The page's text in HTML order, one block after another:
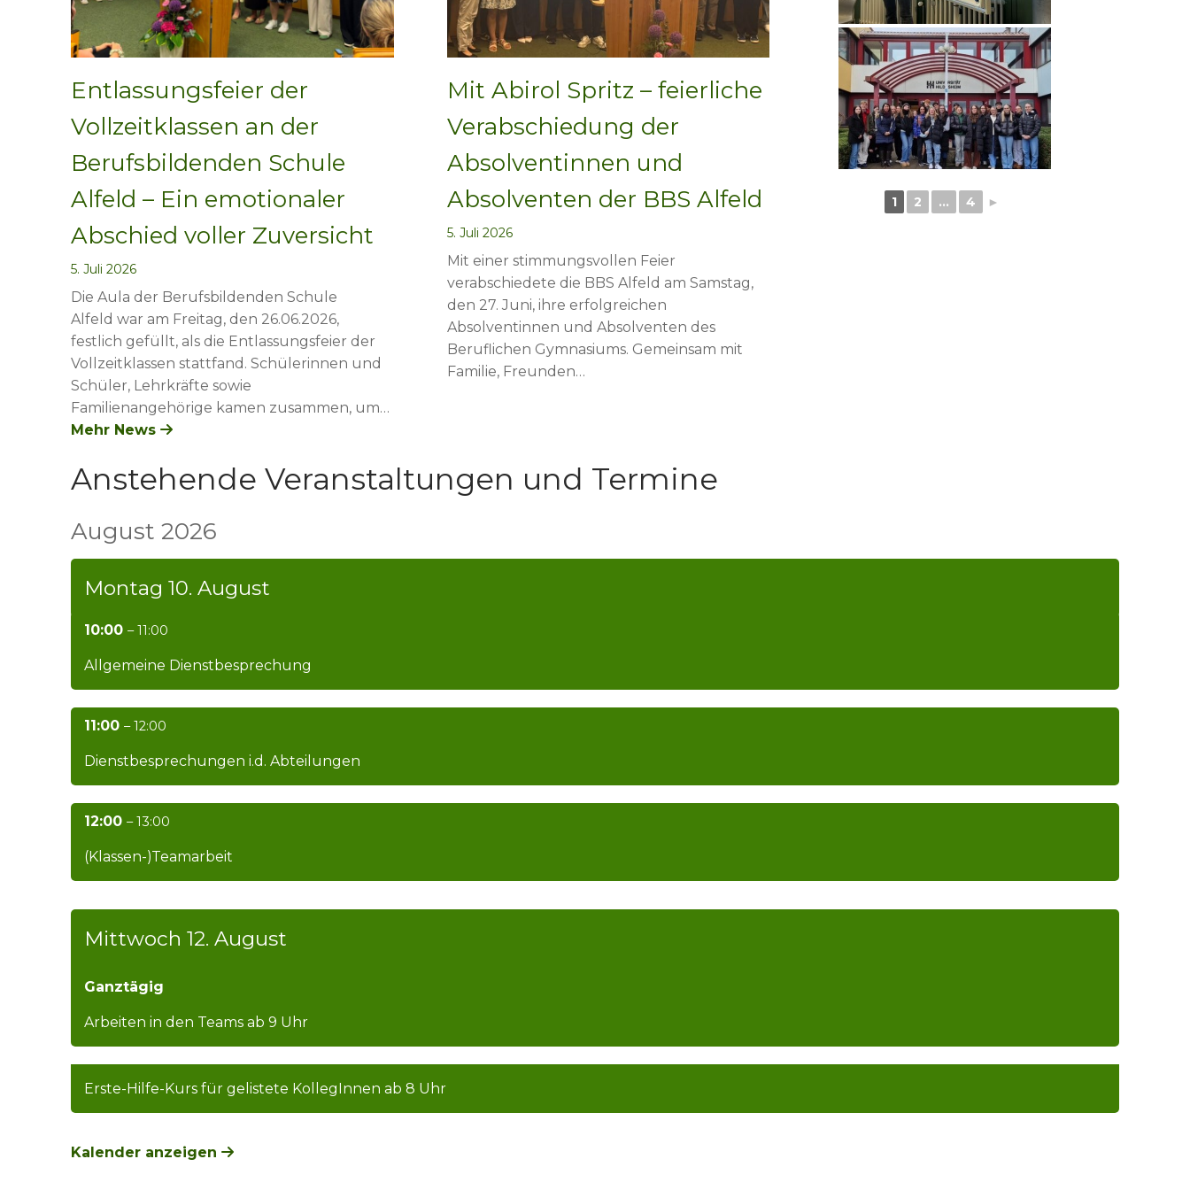
Entlassungsfeier der
Vollzeitklassen an der
Berufsbildenden Schule
Alfeld – Ein emotionaler
Abschied voller Zuversicht
5. Juli 2026
Die Aula der Berufsbildenden Schule
Alfeld war am Freitag, den 26.06.2026,
festlich gefüllt, als die Entlassungsfeier der
Vollzeitklassen stattfand. Schülerinnen und
Schüler, Lehrkräfte sowie
Familienangehörige kamen zusammen, um…
Mit Abirol Spritz – feierliche
Verabschiedung der
Absolventinnen und
Absolventen der BBS Alfeld
5. Juli 2026
Mit einer stimmungsvollen Feier
verabschiedete die BBS Alfeld am Samstag,
den 27. Juni, ihre erfolgreichen
Absolventinnen und Absolventen des
Beruflichen Gymnasiums. Gemeinsam mit
Familie, Freunden…
1 2 ... 4 ►
Mehr News
Anstehende Veranstaltungen und Termine
August 2026
Montag 10. August
10:00 – 11:00
Allgemeine Dienstbesprechung
11:00 – 12:00
Dienstbesprechungen i.d. Abteilungen
12:00 – 13:00
(Klassen-)Teamarbeit
Mittwoch 12. August
Ganztägig
Arbeiten in den Teams ab 9 Uhr
Erste-Hilfe-Kurs für gelistete KollegInnen ab 8 Uhr
Kalender anzeigen